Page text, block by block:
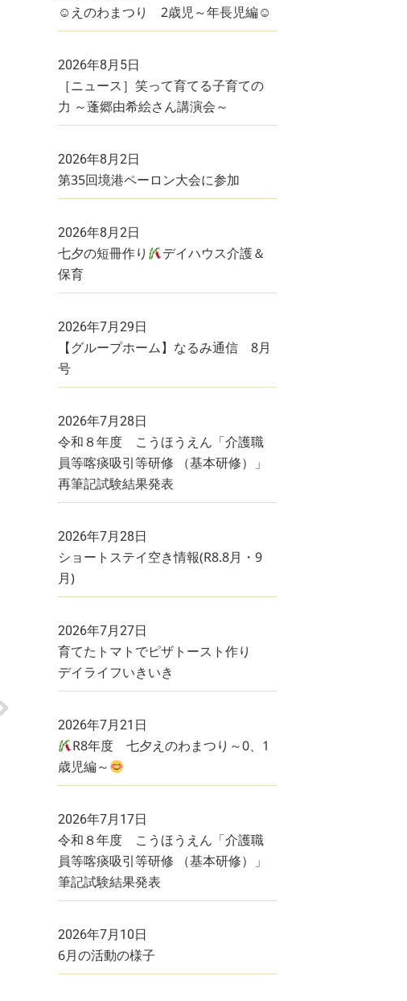
☺えのわまつり 2歳児～年長児編☺
2026年8月5日
［ニュース］笑って育てる子育ての
力 ～蓬郷由希絵さん講演会～
2026年8月2日
第35回境港ペーロン大会に参加
2026年8月2日
七夕の短冊作り
デイハウス介護＆
保育
2026年7月29日
【グループホーム】なるみ通信 8月
号
2026年7月28日
令和８年度 こうほうえん「介護職
員等喀痰吸引等研修 （基本研修）」
再筆記試験結果発表
2026年7月28日
ショートステイ空き情報(R8.8月・9
月)
2026年7月27日
育てたトマトでピザトースト作り
デイライフいきいき
2026年7月21日
R8年度 七夕えのわまつり～0、1
歳児編～
2026年7月17日
令和８年度 こうほうえん「介護職
員等喀痰吸引等研修 （基本研修）」
筆記試験結果発表
2026年7月10日
6月の活動の様子